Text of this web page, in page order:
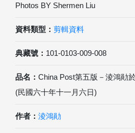
Photos BY Shermen Liu
資料類型： 剪輯資料
典藏號： 101-0103-009-008
品名： China Post第五版－淩鴻勛
(民國六十年十一月六日)
作者： 淩鴻勛